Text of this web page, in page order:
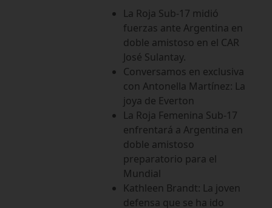
La Roja Sub-17 midió
fuerzas ante Argentina en
doble amistoso en el CAR
José Sulantay.
Conversamos en exclusiva
con Antonella Martínez: La
joya de Everton
La Roja Femenina Sub-17
enfrentará a Argentina en
doble amistoso
preparatorio para el
Mundial
Kathleen Brandt: La joven
defensa que se ha ido